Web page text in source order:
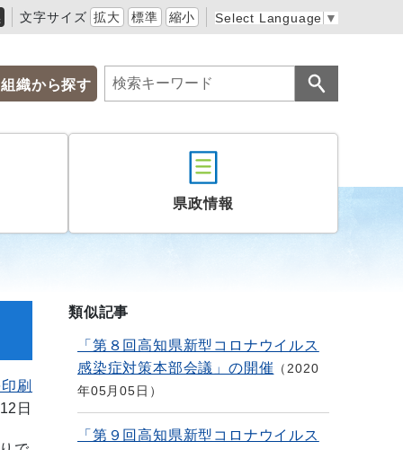
文字サイズ 拡大 標準 縮小 Select Language ▼
組織から探す
県政情報
刷
日
類似記事
「第８回高知県新型コロナウイルス
感染症対策本部会議」の開催
2020
年05月05日
「第９回高知県新型コロナウイルス